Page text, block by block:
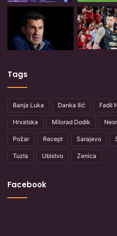
Tags
Banja Luka Danka Ilić Fadil
Hrvatska Milorad Dodik
Požar Recept Sarajevo
Tuzla Ubistvo Zenica
Facebook